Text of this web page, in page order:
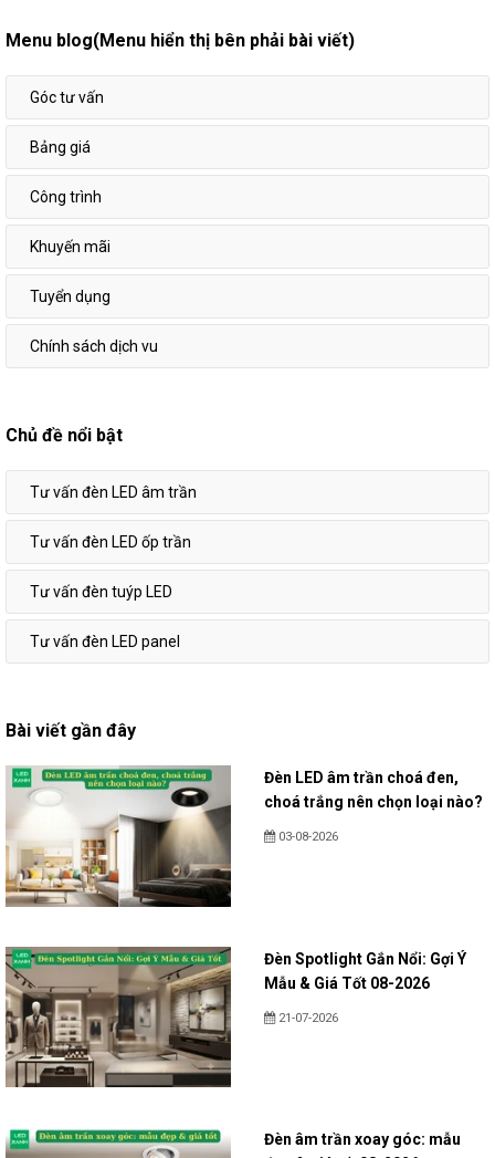
Menu blog(Menu hiển thị bên phải bài viết)
Góc tư vấn
Bảng giá
Công trình
Khuyến mãi
Tuyển dụng
Chính sách dịch vu
Chủ đề nổi bật
Tư vấn đèn LED âm trần
Tư vấn đèn LED ốp trần
Tư vấn đèn tuýp LED
Tư vấn đèn LED panel
Bài viết gần đây
Đèn LED âm trần choá đen,
choá trắng nên chọn loại nào?
03-08-2026
Đèn Spotlight Gắn Nổi: Gợi Ý
Mẫu & Giá Tốt 08-2026
21-07-2026
Đèn âm trần xoay góc: mẫu